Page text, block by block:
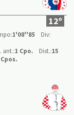
12º
1'08''85
Div:
ant.:1 Cpo. Dist.:15